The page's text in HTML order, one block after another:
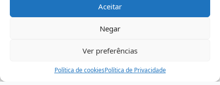
Aceitar
Negar
Ver preferências
Política de cookiesPolítica de Privacidade
Electromaquinas ©2026
contágio - agência criativa
Assistência Ajuda Minha Conta